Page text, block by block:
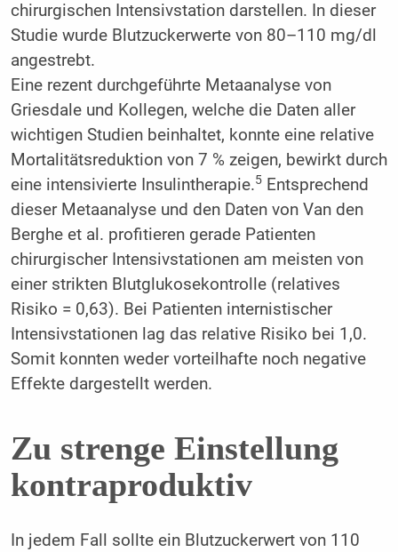
chirurgischen Intensivstation darstellen. In dieser
Studie wurde Blutzuckerwerte von 80–110 mg/dl
angestrebt.
Eine rezent durchgeführte Metaanalyse von
Griesdale und Kollegen, welche die Daten aller
wichtigen Studien beinhaltet, konnte eine relative
Mortalitätsreduktion von 7 % zeigen, bewirkt durch
eine intensivierte Insulintherapie.5Entsprechend
dieser Metaanalyse und den Daten von Van den
Berghe et al. profitieren gerade Patienten
chirurgischer Intensivstationen am meisten von
einer strikten Blutglukosekontrolle (relatives
Risiko = 0,63). Bei Patienten internistischer
Intensivstationen lag das relative Risiko bei 1,0.
Somit konnten weder vorteilhafte noch negative
Effekte dargestellt werden.
Zu strenge Einstellung
kontraproduktiv
In jedem Fall sollte ein Blutzuckerwert von 110